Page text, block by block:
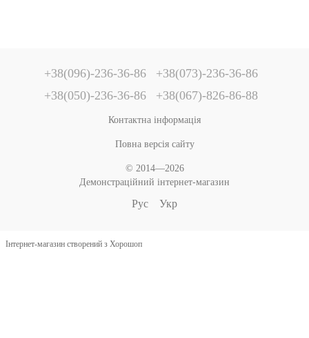
+38(096)-236-36-86
+38(073)-236-36-86
+38(050)-236-36-86
+38(067)-826-86-88
Контактна інформація
Повна версія сайту
© 2014—2026
Демонстраційний інтернет-магазин
Рус Укр
Інтернет-магазин створений з Хорошоп